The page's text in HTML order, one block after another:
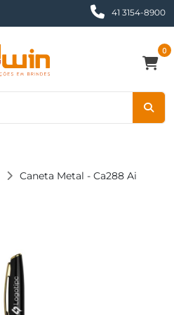
41 3154-8900
0
Caneta Metal - Ca288 Ai